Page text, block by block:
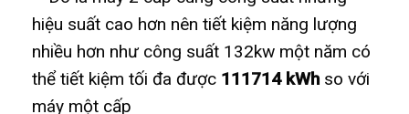
hiệu suất cao hơn nên tiết kiệm năng lượng
nhiều hơn như công suất 132kw một năm có
thể tiết kiệm tối đa được 111714 kWh so với
máy một cấp